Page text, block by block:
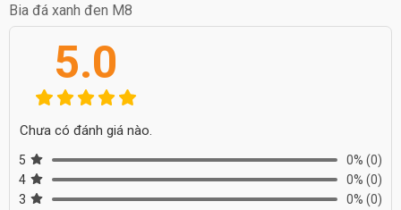
Bia đá xanh đen M8
5.0
Chưa có đánh giá nào.
5 0% (0)
4
0% (0)
3
0% (0)